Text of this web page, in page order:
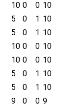
10 0 0 10
5 0 1 10
5 0 1 10
10 0 0 10
10 0 0 10
5 0 1 10
5 0 1 10
9 0 0 9